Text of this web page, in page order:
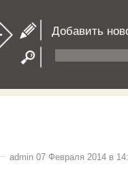
Добавить
admin 07 Февраля 2014 в